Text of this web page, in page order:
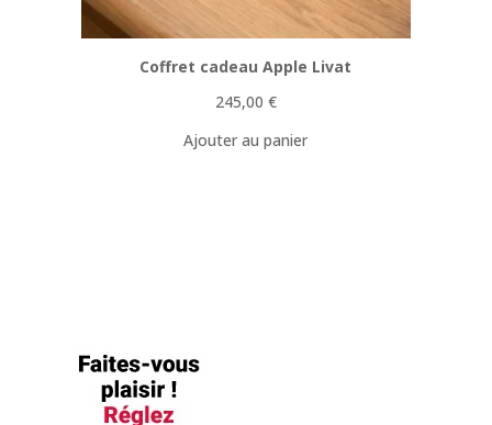
Coffret cadeau Apple Livat
245,00 €
Ajouter au panier